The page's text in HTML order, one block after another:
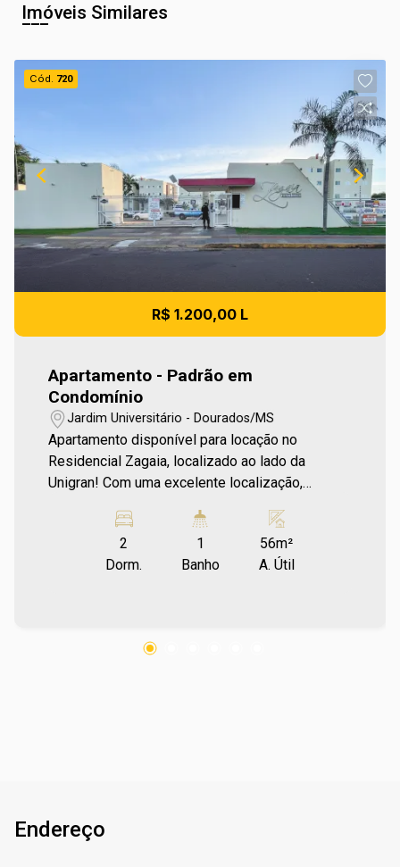
Imóveis Similares
Cód. 720
R$ 1.200,00 L
Apartamento - Padrão em
Condomínio
Jardim Universitário - Dourados/MS
Apartamento disponível para locação no
Residencial Zagaia, localizado ao lado da
Unigran! Com uma excelente localização,
tempo para você, oferece fácil acesso à
universidade e aos principais serviços da
região. O apartamento conta com 2 dormitórios,
conforto. Entre em contato e agende sua visita
2
Dorm.
1
Banho
56m²
A. Útil
Endereço